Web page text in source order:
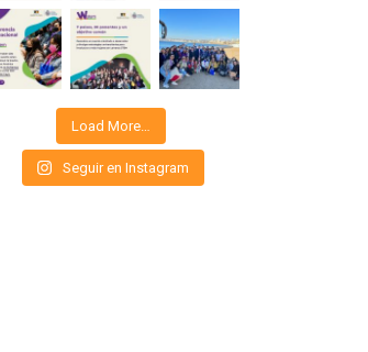
Load More…
Seguir en Instagram